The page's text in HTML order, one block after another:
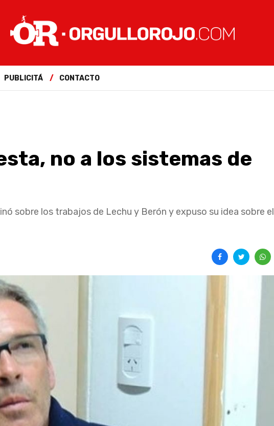
PUBLICITÁ CONTACTO
no a los sistemas de
sobre los trabajos de Lechu y Berón y expuso su idea sobre el